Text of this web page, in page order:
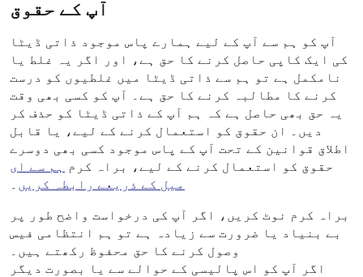
آپ کے حقوق
آپ کو ہم سے آپ کے لیے ہمارے پاس موجود ذاتی ڈیٹا
کی ایک کاپی حاصل کرنے کا حق ہے، اور اگر یہ غلط یا
نامکمل ہے تو ہم سے ذاتی ڈیٹا میں غلطیوں کو درست
کرنے کا مطالبہ کرنے کا حق ہے۔ آپ کو کسی بھی وقت
یہ حق بھی حاصل ہے کہ ہم آپ کے ذاتی ڈیٹا کو حذف کر
دیں۔ ان حقوق کو استعمال کرنے کے لیے، یا قابل
اطلاق قوانین کے تحت آپ کے پاس موجود کسی بھی دوسرے
حقوق کو استعمال کرنے کے لیے، براہ کرم ہم سے ای
میل کے ذریعے رابطہ کریں۔
براہ کرم نوٹ کریں، اگر آپ کی درخواست واضح طور پر
بے بنیاد یا ضرورت سے زیادہ ہے تو ہم انتظامی فیس
وصول کرنے کا حق محفوظ رکھتے ہیں۔
اگر آپ کو اس پالیسی کے حوالے سے یا بصورت دیگر